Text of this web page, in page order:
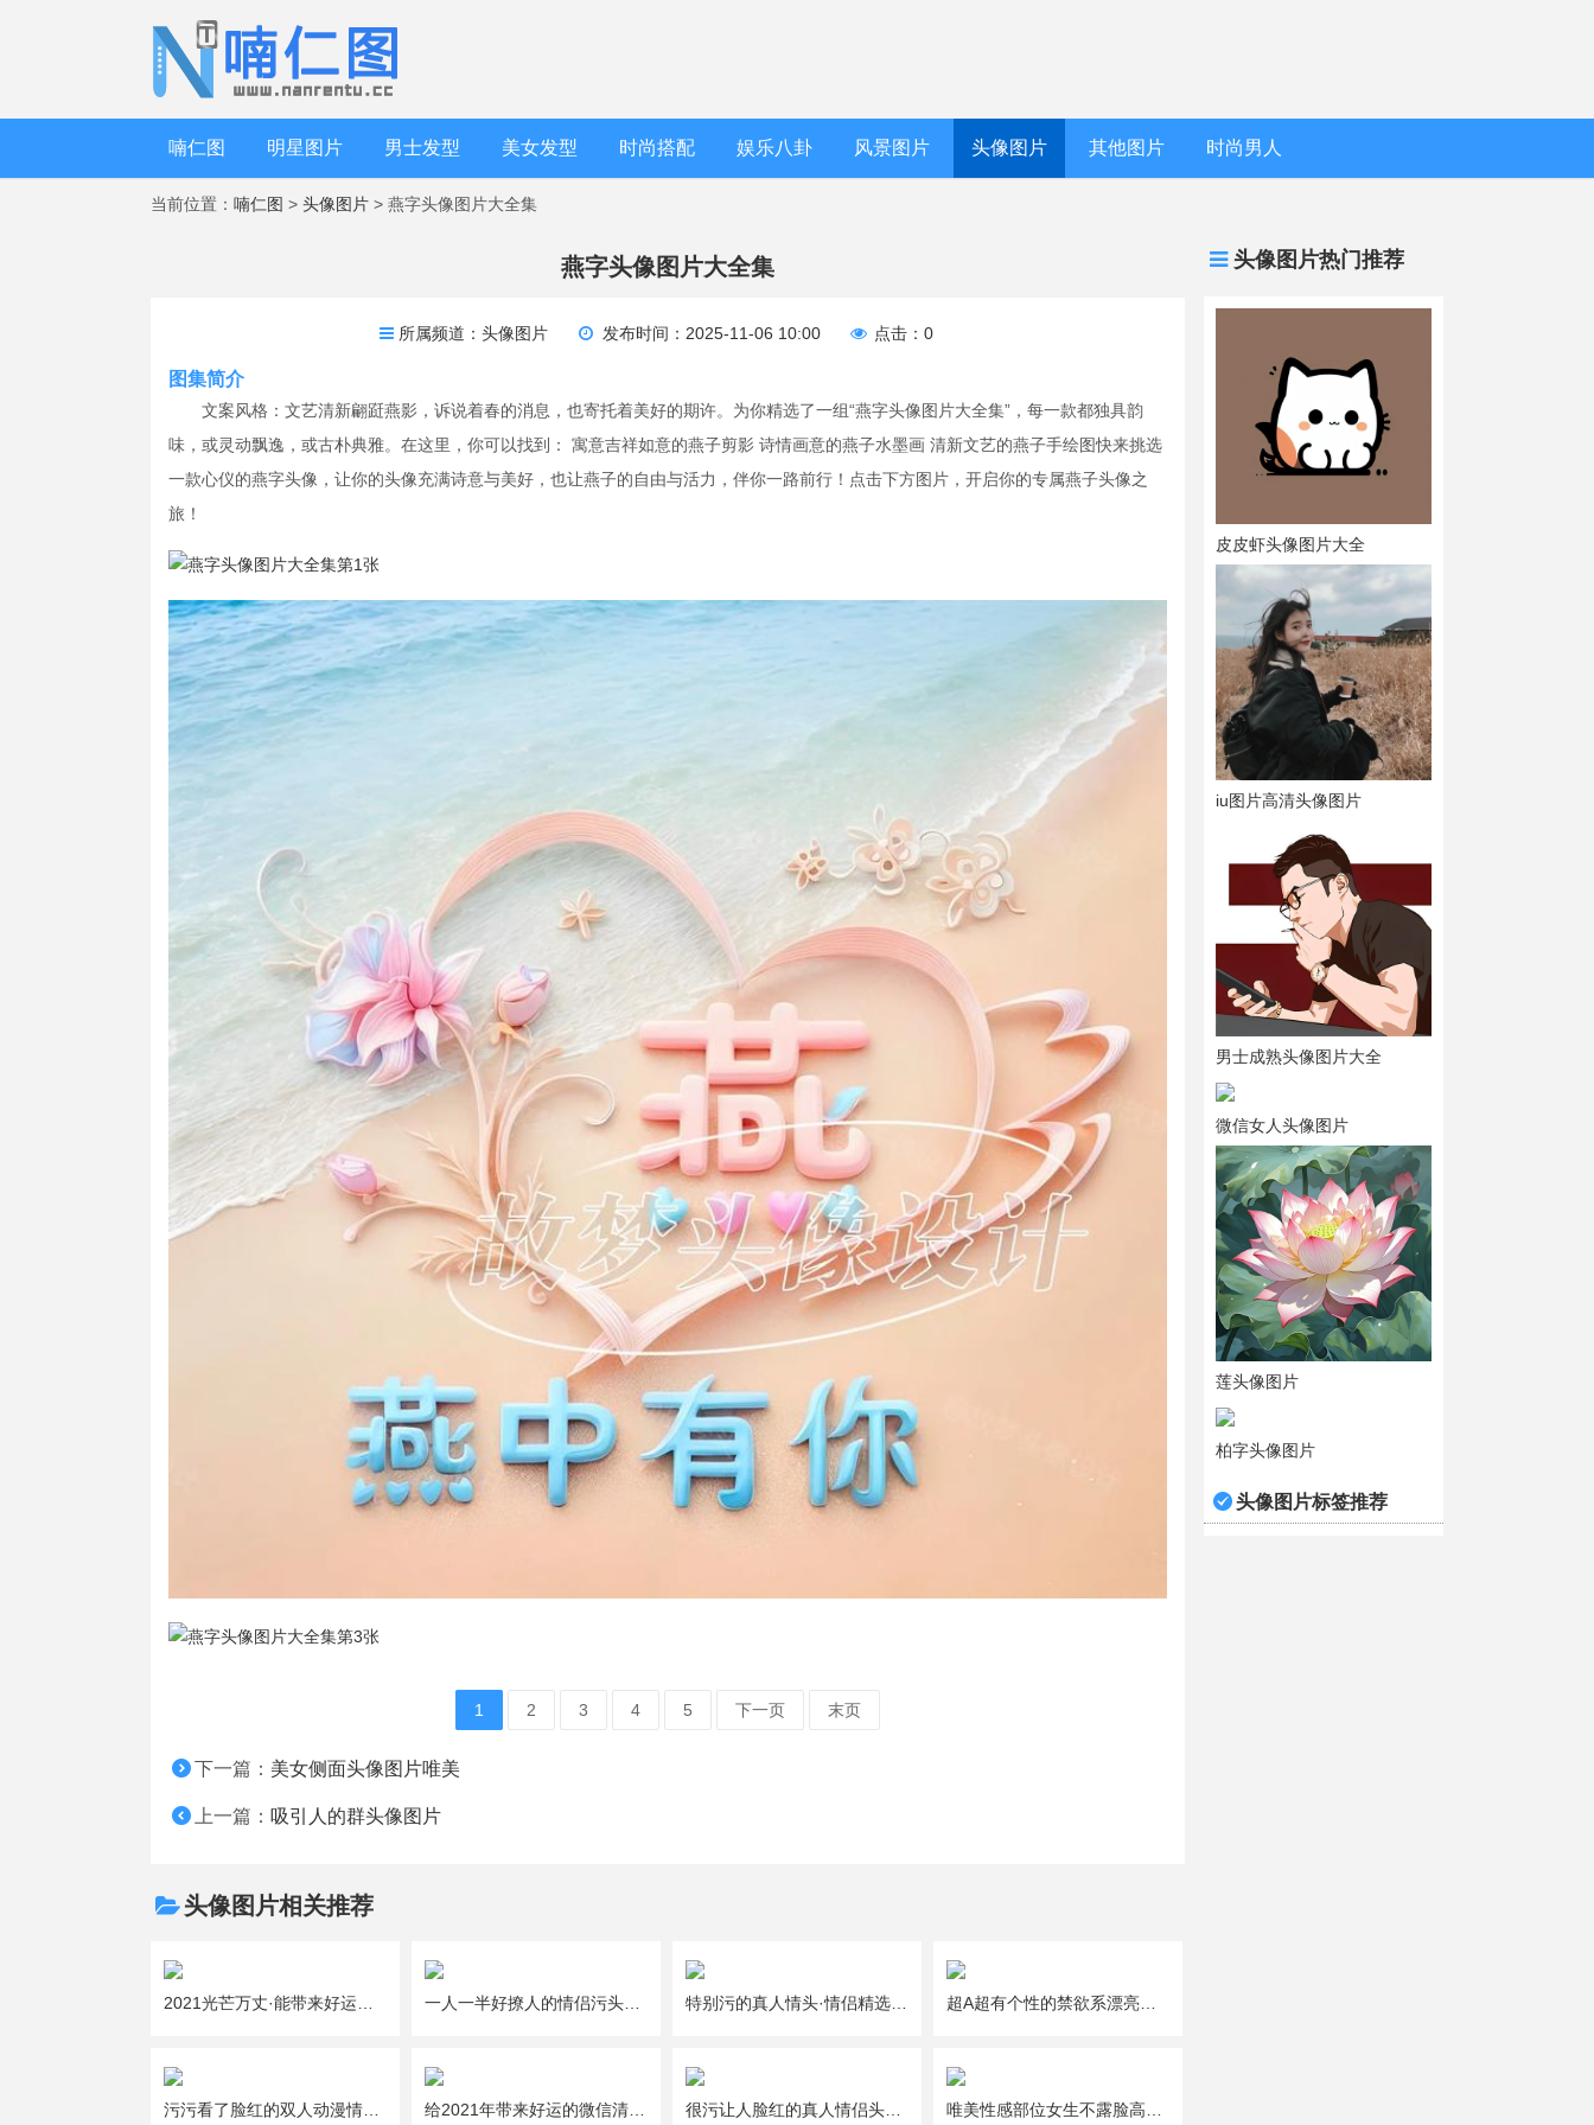
喃仁图 明星图片 男士发型 美女发型 时尚搭配 娱乐八卦 风景图片 头像图片 其他图片 时尚男人
当前位置： 喃仁图 > 头像图片 > 燕字头像图片大全集
头像图片热门推荐
皮皮虾头像图片大全
iu图片高清头像图片
男士成熟头像图片大全
微信女人头像图片
莲头像图片
柏字头像图片
头像图片标签推荐
燕字头像图片大全集
所属频道：头像图片 发布时间：2025-11-06 10:00 点击：0
图集简介
文案风格：文艺清新翩跹燕影，诉说着春的消息，也寄托着美好的期许。为你精选了一组“燕字头像图片大全集”，每一款都独具韵
味，或灵动飘逸，或古朴典雅。在这里，你可以找到： 寓意吉祥如意的燕子剪影 诗情画意的燕子水墨画 清新文艺的燕子手绘图快来挑选
一款心仪的燕字头像，让你的头像充满诗意与美好，也让燕子的自由与活力，伴你一路前行！点击下方图片，开启你的专属燕子头像之
旅！
1 2 3 4 5 下一页 末页
下一篇： 美女侧面头像图片唯美
上一篇： 吸引人的群头像图片
头像图片相关推荐